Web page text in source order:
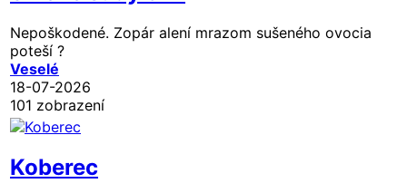
Nepoškodené. Zopár alení mrazom sušeného ovocia
poteší ?
Veselé
18-07-2026
101 zobrazení
Koberec